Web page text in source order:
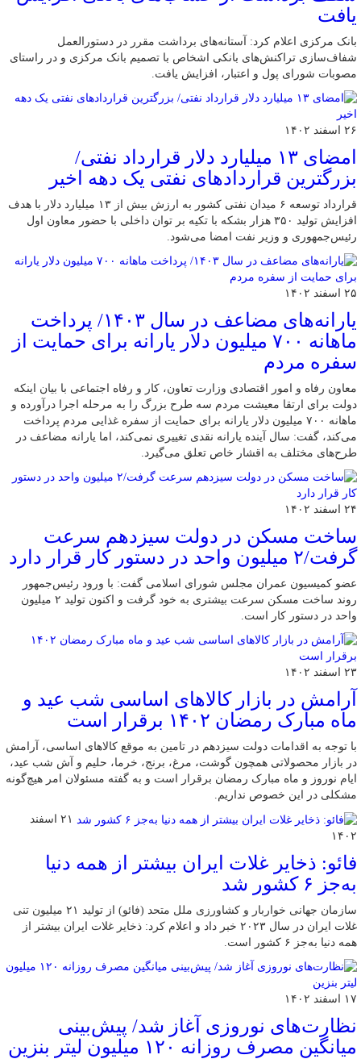
یافت
بانک مرکزی اعلام کرد:‌ آستانه‌های برداشت مقرر در دستورالعمل
شفاف‌سازی تراکنش‌های بانکی اشخاص با تصمیم بانک مرکزی و در راستای
مصوبات شورای پول و اعتبار، افزایش یافت.
۲۶ اسفند ۱۴۰۲
امضای ۱۳ میلیارد دلار قرارداد نفتی/
بزرگترین قراردادهای نفتی یک دهه اخیر
قرارداد توسعه ۶ میدان نفتی کشور به ارزش بیش از ۱۳ میلیارد دلار با هدف
افزایش تولید ۳۵۰ هزار بشکه با تکیه بر توان داخلی با حضور معاون اول
رئیس‌جمهوری و وزیر نفت امضا می‌شود.
۲۵ اسفند ۱۴۰۲
یارانه‌های مضاعف در سال ۱۴۰۳/ پرداخت
ماهانه ۷۰۰ میلیون دلار یارانه برای حمایت از
سفره مردم
معاون رفاه و امور اقتصادی وزارت تعاون، کار و رفاه اجتماعی با بیان اینکه
دولت برای ارتقا معیشت مردم سه‌ طرح بزرگ را به مرحله اجرا درآورده و
ماهانه ۷۰۰ میلیون دلار یارانه برای حمایت از سفره غذایی مردم پرداخت
می‌کند، گفت: سال آینده یارانه نقدی تغییری نمی‌کند، اما یارانه مضاعف در
طرح‌های مختلف به اقشار خاص تعلق می‌گیرد.
۲۴ اسفند ۱۴۰۲
ساخت مسکن در دولت سیزدهم سرعت
گرفت/۲ میلیون واحد در دستور کار قرار دارد
عضو کمیسیون عمران مجلس شورای اسلامی گفت: با ورود رئیس‌جمهور
روند ساخت مسکن سرعت بیشتری به خود گرفت و اکنون تولید ۲ میلیون
واحد در دستور کار است.
۲۳ اسفند ۱۴۰۲
آرامش در بازار کالاهای اساسی شب عید و
ماه مبارک رمضان ۱۴۰۲ برقرار است
با توجه به اقدامات دولت سیزدهم در تامین به موقع کالاهای اساسی، آرامش
در بازار محصولاتی همچون گوشت، مرغ، برنج، خرما، حلیم و آش شب عید،
ایام نوروز و ماه مبارک رمضان برقرار است و به گفته مسئولان امر هیچ‌گونه
مشکلی در این خصوص نداریم.
۲۱ اسفند
۱۴۰۲
فائو: ذخایر غلات ایران بیشتر از همه دنیا
به‌جز ۶ کشور شد
سازمان جهانی خواربار و کشاورزی ملل متحد (فائو) از تولید ۲۱ میلیون تنی
غلات ایران در سال ۲۰۲۳ خبر داد و اعلام کرد: ذخایر غلات ایران بیشتر از
همه دنیا به‌جز ۶ کشور است.
۱۷ اسفند ۱۴۰۲
نظارت‌های نوروزی آغاز شد/ پیش‌بینی
میانگین مصرف روزانه ۱۲۰ میلیون لیتر بنزین